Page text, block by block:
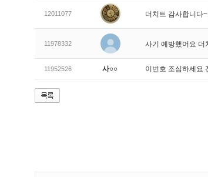
12011077 더치트 감사합니다
11978332 사기 예방했어요 더
11952526 사○○ 이번호 조심하세요